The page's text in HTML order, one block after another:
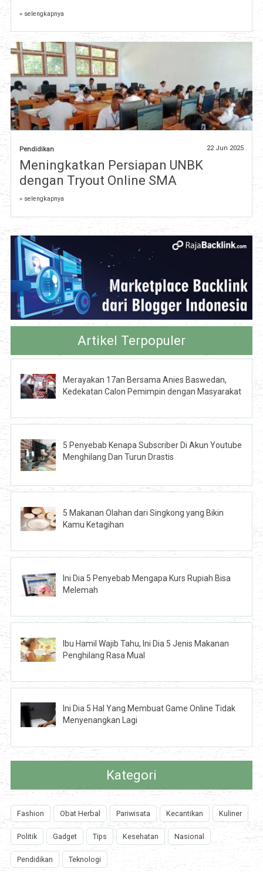
» selengkapnya
Pendidikan 22 Jun 2025
Meningkatkan Persiapan UNBK
dengan Tryout Online SMA
» selengkapnya
Artikel Terpopuler
Merayakan 17an Bersama Anies Baswedan,
Kedekatan Calon Pemimpin dengan Masyarakat
5 Penyebab Kenapa Subscriber Di Akun Youtube
Menghilang Dan Turun Drastis
5 Makanan Olahan dari Singkong yang Bikin
Kamu Ketagihan
Ini Dia 5 Penyebab Mengapa Kurs Rupiah Bisa
Melemah
Ibu Hamil Wajib Tahu, Ini Dia 5 Jenis Makanan
Penghilang Rasa Mual
Ini Dia 5 Hal Yang Membuat Game Online Tidak
Menyenangkan Lagi
Kategori
Fashion Obat Herbal Pariwisata Kecantikan Kuliner
Politik Gadget Tips Kesehatan Nasional
Pendidikan Teknologi